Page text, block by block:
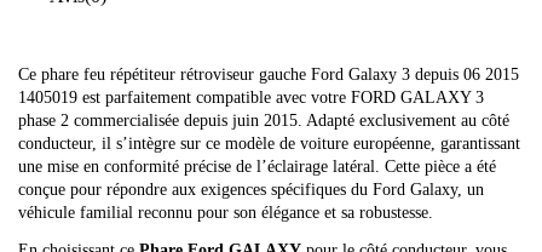
Ce phare feu répétiteur rétroviseur gauche Ford Galaxy 3 depuis 06 2015
1405019 est parfaitement compatible avec votre FORD GALAXY 3
phase 2 commercialisée depuis juin 2015. Adapté exclusivement au côté
conducteur, il s’intègre sur ce modèle de voiture européenne, garantissant
une mise en conformité précise de l’éclairage latéral. Cette pièce a été
conçue pour répondre aux exigences spécifiques du Ford Galaxy, un
véhicule familial reconnu pour son élégance et sa robustesse.